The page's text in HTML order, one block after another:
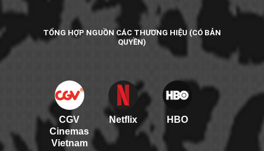
TỔNG HỢP NGUỒN CÁC THƯƠNG HIỆU (CÓ BẢN
QUYỀN)
CGV
Cinemas
Vietnam
Netflix HBO